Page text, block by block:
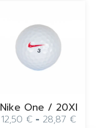
Nike One / 20XI
12,50 € - 28,87 €